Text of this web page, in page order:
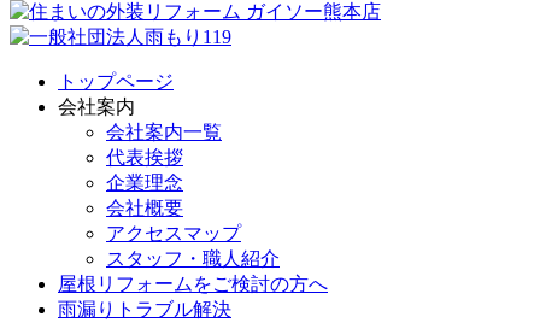
トップページ
会社案内
会社案内一覧
代表挨拶
企業理念
会社概要
アクセスマップ
スタッフ・職人紹介
屋根リフォームをご検討の方へ
雨漏りトラブル解決